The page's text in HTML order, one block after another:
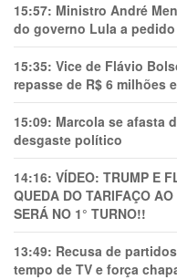
15:57: Ministro André
do governo Lula a
15:35: Vice de Flávio
repasse de R$ 6 milhões
15:09: Marcola se afasta
desgaste político
14:16: VÍDEO: TRUMP E
QUEDA DO TARIFAÇO
SERÁ NO 1° TURNO!!
13:49: Recusa de
tempo de TV e força